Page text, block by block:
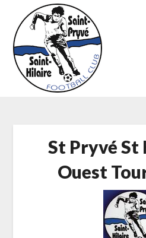
content
St Pryvé
Ouest